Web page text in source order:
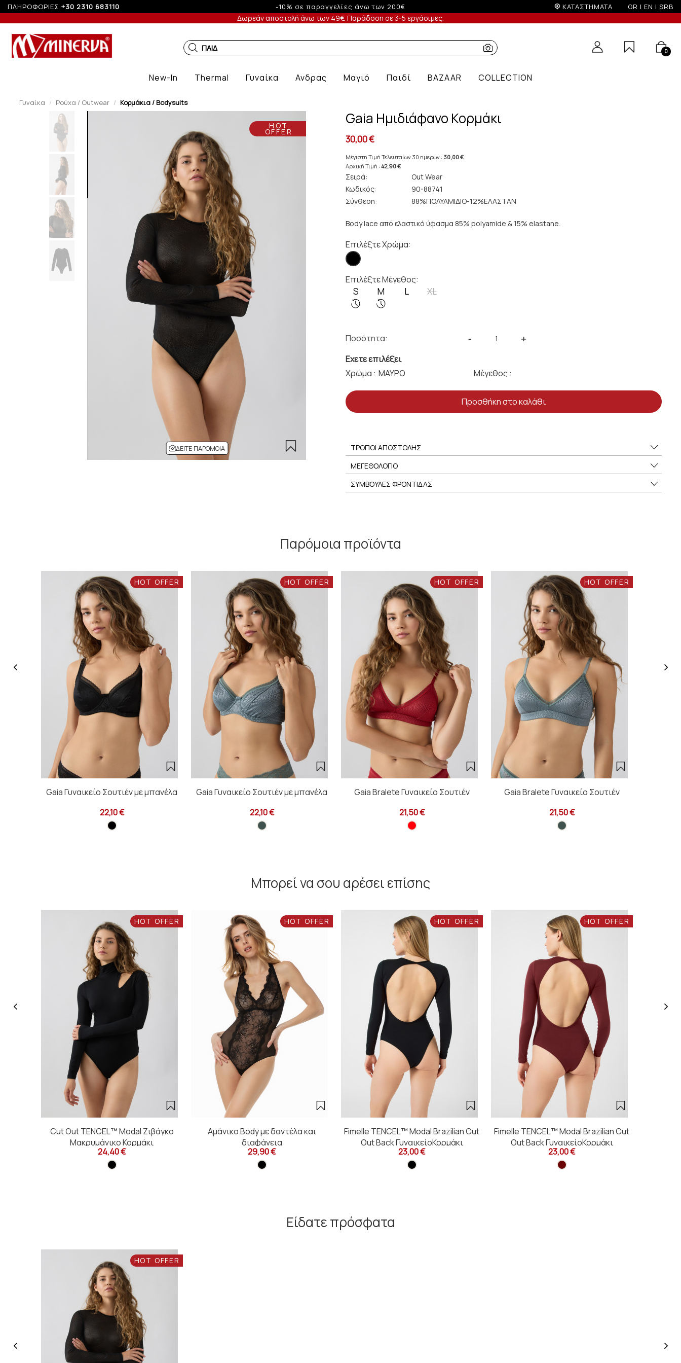
ΠΛΗΡΟΦΟΡΙΕΣ +30 2310 683110 Έως 3 άτοκες δόσεις με πιστωτική άνω των 50€ ΚΑΤΑΣΤΗΜΑΤΑ GR | EN | SRB
Δωρεάν αποστολή άνω των 49€. Παράδοση σε 3-5 εργάσιμες.
ΠΑΙΔΙΚΑ ΕΣΩΡΟΥΧΑ 0
New-In Thermal Γυναίκα Ανδρας Μαγιό Παιδί BAZAAR COLLECTION
Γυναίκα Ρούχα / Outwear Κορμάκια / Bodysuits
HOT
OFFER
ΔΕΊΤΕ ΠΑΡΌΜΟΙΑ
Gaia Ημιδιάφανο Κορμάκι
30,00 €
Μέγιστη Τιμή Τελευταίων 30 ημερών : 30,00 €
Αρχική Τιμή :42,90 €
Σειρά:
Out Wear
Κωδικός:
90-88741
Σύνθεση:
88%ΠΟΛΥΑΜΙΔΙΟ-12%ΕΛΑΣΤΑΝ
Body lace από ελαστικό ύφασμα 85% polyamide & 15% elastane.
Επιλέξτε Χρώμα:
Επιλέξτε Μέγεθος:
S M L XL
Ποσότητα: - +
Εχετε επιλέξει
Χρώμα :
Μέγεθος :
Προσθήκη στο καλάθι
ΤΡΟΠΟΙ ΑΠΟΣΤΟΛΗΣ
ΜΕΓΕΘΟΛΟΓΙΟ
ΣΥΜΒΟΥΛΕΣ ΦΡΟΝΤΙΔΑΣ
Παρόμοια προϊόντα
HOT OFFER
Gaia Γυναικείο Σουτιέν με μπανέλα
22,10 €
HOT OFFER
Gaia Γυναικείο Σουτιέν με μπανέλα
22,10 €
HOT OFFER
Gaia Bralete Γυναικείο Σουτιέν
21,50 €
HOT OFFER
Gaia Bralete Γυναικείο Σουτιέν
21,50 €
Μπορεί να σου αρέσει επίσης
HOT OFFER
Cut Out TENCEL™ Modal Ζιβάγκο
Μακρυμάνικο Κορμάκι
24,40 €
HOT OFFER
Αμάνικο Body με δαντέλα και
διαφάνεια
29,90 €
HOT OFFER
Fimelle TENCEL™ Modal Brazilian Cut
Out Back ΓυναικείοΚορμάκι
23,00 €
HOT OFFER
Fimelle TENCEL™ Modal Brazilian Cut
Out Back ΓυναικείοΚορμάκι
23,00 €
Είδατε πρόσφατα
HOT OFFER